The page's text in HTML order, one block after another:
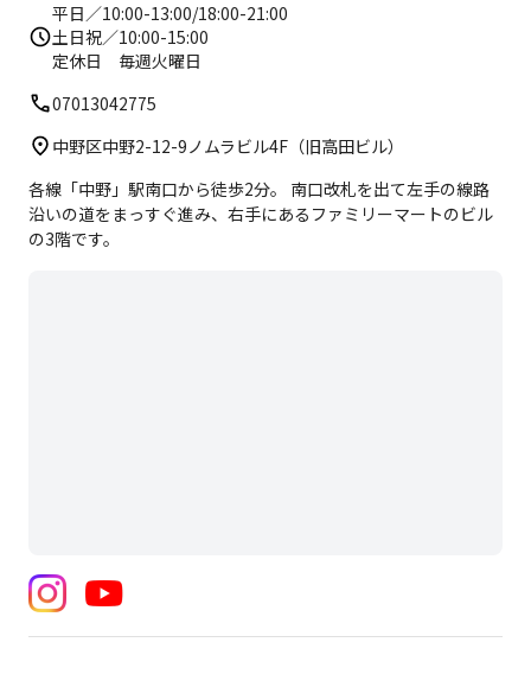
▼レンタルウェアもご用意しております
上220円
平日／10:00-13:00/18:00-21:00
土日祝／10:00-15:00
定休日 毎週火曜日
07013042775
中野区中野2-12-9ノムラビル4F（旧高田ビル）
各線「中野」駅南口から徒歩2分。 南口改札を出て左手の線路
沿いの道をまっすぐ進み、右手にあるファミリーマートのビル
の3階です。